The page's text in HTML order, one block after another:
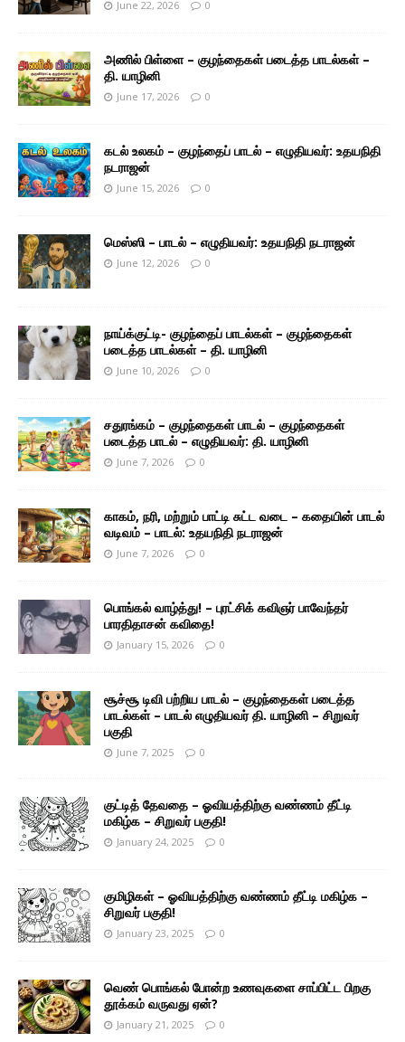
June 22, 2026 0
அணில் பிள்ளை – குழந்தைகள் படைத்த பாடல்கள் –
தி. யாழினி
June 17, 2026 0
கடல் உலகம் – குழந்தைப் பாடல் – எழுதியவர்: உதயநிதி
நடராஜன்
June 15, 2026 0
மெஸ்ஸி – பாடல் – எழுதியவர்: உதயநிதி நடராஜன்
June 12, 2026 0
நாய்க்குட்டி- குழந்தைப் பாடல்கள் – குழந்தைகள்
படைத்த பாடல்கள் – தி. யாழினி
June 10, 2026 0
சதுரங்கம் – குழந்தைகள் பாடல் – குழந்தைகள்
படைத்த பாடல் – எழுதியவர்: தி. யாழினி
June 7, 2026 0
காகம், நரி, மற்றும் பாட்டி சுட்ட வடை – கதையின் பாடல்
வடிவம் – பாடல்: உதயநிதி நடராஜன்
June 7, 2026 0
பொங்கல் வாழ்த்து! – புரட்சிக் கவிஞர் பாவேந்தர்
பாரதிதாசன் கவிதை!
January 15, 2026 0
சூச்சூ டிவி பற்றிய பாடல் – குழந்தைகள் படைத்த
பாடல்கள் – பாடல் எழுதியவர் தி. யாழினி – சிறுவர்
பகுதி
June 7, 2025 0
குட்டித் தேவதை – ஓவியத்திற்கு வண்ணம் தீட்டி
மகிழ்க – சிறுவர் பகுதி!
January 24, 2025 0
குமிழிகள் – ஓவியத்திற்கு வண்ணம் தீட்டி மகிழ்க –
சிறுவர் பகுதி!
January 23, 2025 0
வெண் பொங்கல் போன்ற உணவுகளை சாப்பிட்ட பிறகு
தூக்கம் வருவது ஏன்?
January 21, 2025 0